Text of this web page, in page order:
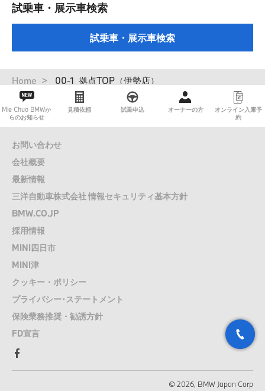
試乗車・展示車検索
試乗車・展示車検索
パ
ン
ず
Home 00-1_拠点TOP（伊勢店）
Mie Chuo BMWか
らのお知らせ
見積依頼 試乗申込 オーナーの方
オンライン入庫予
約
お問い合わせ
会社概要
最新情報
三洋自動車株式会社 情報セキュリティ基本方針
BMW.CO.JP
採用情報
MINI四日市
MINI津
クッキー・ポリシー
プライバシー･ステートメント
保険業務推奨・勧誘方針
FD宣言
© 2026, BMW Japan Corp